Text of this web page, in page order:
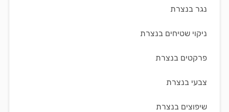
נגר בנצרת
ניקוי שטיחים בנצרת
פרקטים בנצרת
צבעי בנצרת
שיפוצים בנצרת